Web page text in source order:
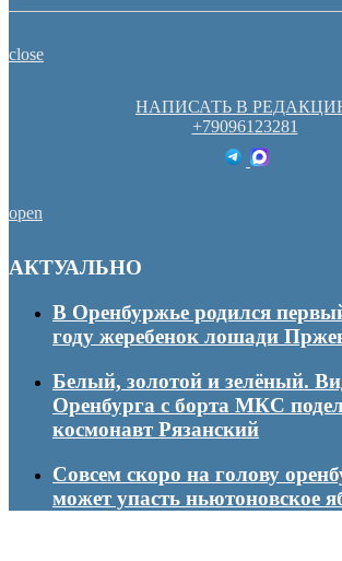
close
НАПИСАТЬ В
+79096123281
open
АКТУАЛЬНО
В Оренбуржье родился
году жеребенок лошади
Белый, золотой и зелёный.
Оренбурга с борта МКС
космонавт Рязанский
Совсем скоро на голову
может упасть ньютоновское